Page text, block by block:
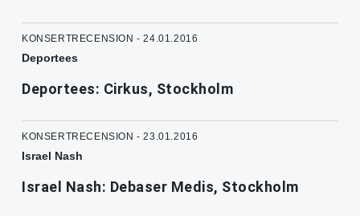
KONSERTRECENSION - 24.01.2016
Deportees
Deportees: Cirkus, Stockholm
KONSERTRECENSION - 23.01.2016
Israel Nash
Israel Nash: Debaser Medis, Stockholm